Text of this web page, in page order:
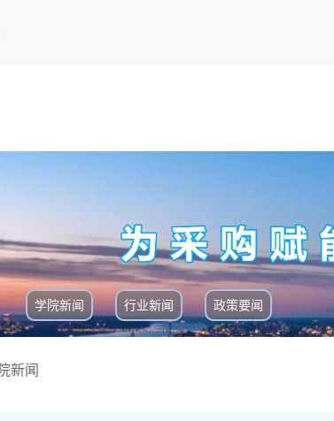
学院新闻 行业新闻 政策要闻
新闻